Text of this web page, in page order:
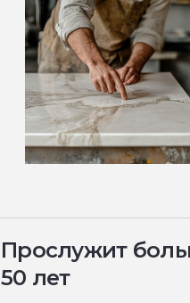
Прослужит
50 лет